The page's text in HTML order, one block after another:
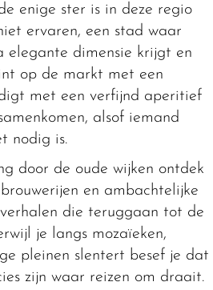
enige ster is in deze regio
ervaren, een stad waar
elegante dimensie krijgt en
op de markt met een
met een verfijnd aperitief
alsof iemand
nodig is.
door de oude wijken ontdek
en ambachtelijke
die teruggaan tot de
je langs mozaïeken,
pleinen slentert besef je dat
zijn waar reizen om draait.